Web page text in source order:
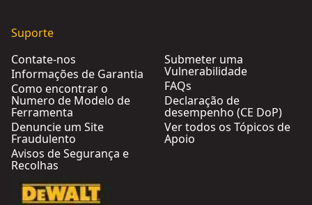
Suporte
Contate-nos
Informações de Garantia
Como encontrar o
Numero de Modelo de
Ferramenta
Denuncie um Site
Fraudulento
Avisos de Segurança e
Recolhas
Submeter uma
Vulnerabilidade
FAQs
Declaração de
desempenho (CE DoP)
Ver todos os Tópicos de
Apoio